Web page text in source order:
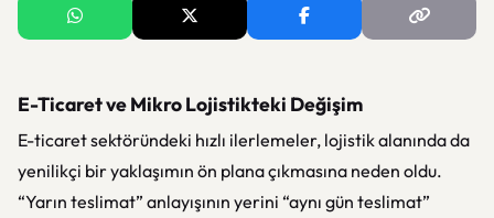
E-Ticaret ve Mikro Lojistikteki Değişim
E-ticaret sektöründeki hızlı ilerlemeler, lojistik alanında da
yenilikçi bir yaklaşımın ön plana çıkmasına neden oldu.
“Yarın teslimat” anlayışının yerini “aynı gün teslimat”